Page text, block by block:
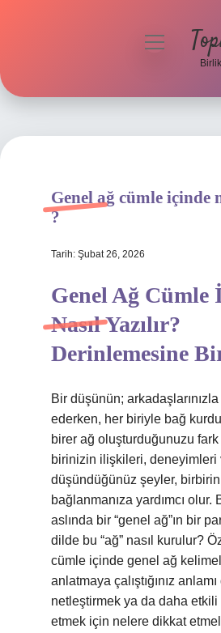
Hakkımızda
menüyü
Genel ağ cümle içinde
?
Tarih: Şubat 26, 2026
Genel Ağ Cümle
Nasıl Yazılır?
Derinlemesine
Bir düşünün;
ederken, her biriyle bağ
birer ağ oluşturduğunuzu
birinizin ilişkileri, deneyimleri
düşündüğünüz şeyler,
bağlanmanıza yardımcı olur.
aslında bir “genel ağ”ın bir
dilde bu “ağ” nasıl kurulur?
cümle içinde genel ağ
anlatmaya çalıştığınız
netleştirmek ya da daha
etmek için nelere dikkat